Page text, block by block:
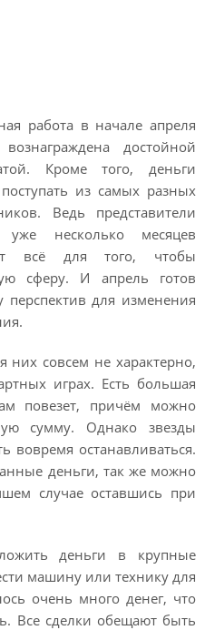
работа в начале апреля
вознаграждена достойной
Кроме того, деньги
из самых разных
Ведь представители
уже несколько месяцев
всё для того, чтобы
сферу. И апрель готов
перспектив для изменения
них совсем не характерно,
играх. Есть большая
повезет, причём можно
сумму. Однако звезды
вовремя останавливаться.
деньги, так же можно
случае оставшись при
деньги в крупные
машину или технику для
очень много денег, что
Все сделки обещают быть